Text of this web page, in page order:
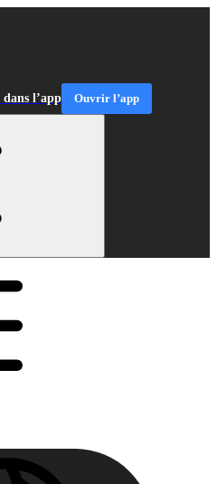
l’app Ouvrir l’app